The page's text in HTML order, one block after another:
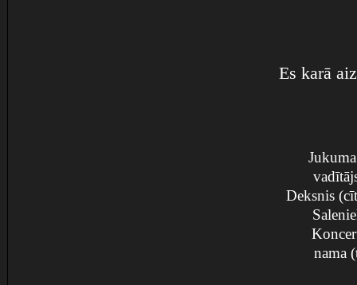
Es karā
Deksnis
nama